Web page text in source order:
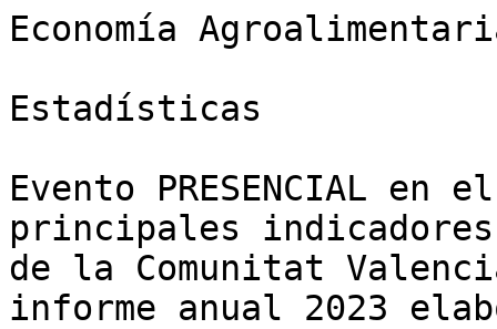
Economía
Estadísticas
Evento PRESENCIAL
principales
de la Comunitat
informe anual 2023